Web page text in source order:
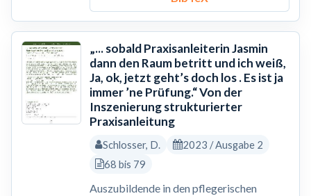
„... sobald Praxisanleiterin Jasmin
dann den Raum betritt und ich weiß,
Ja, ok, jetzt geht’s doch los . Es ist ja
immer ’ne Prüfung.“ Von der
Inszenierung strukturierter
Praxisanleitung
Schlosser, D.
2023 / Ausgabe 2
68 bis 79
Auszubildende in den pflegerischen